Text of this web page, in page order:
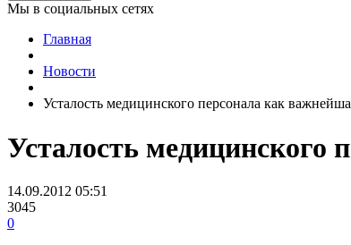
Мы в социальных сетях
Главная
Новости
Усталость медицинского персонала как
Усталость
14.09.2012 05:51
3045
0